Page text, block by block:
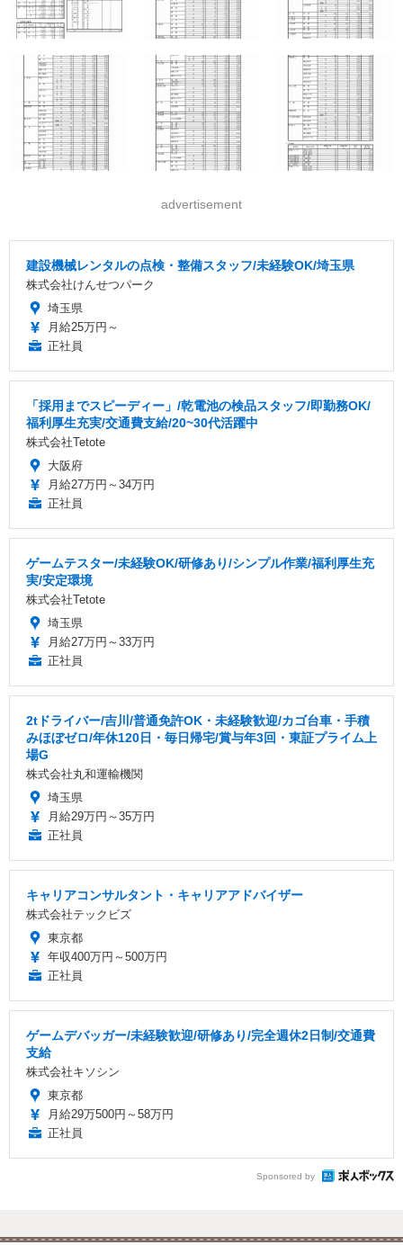
advertisement
建設機械レンタルの点検・整備スタッフ/未経験OK/埼玉県
株式会社けんせつパーク
埼玉県
月給25万円～
正社員
「採用までスピーディー」/乾電池の検品スタッフ/即勤務OK/
福利厚生充実/交通費支給/20~30代活躍中
株式会社Tetote
大阪府
月給27万円～34万円
正社員
ゲームテスター/未経験OK/研修あり/シンプル作業/福利厚生充
実/安定環境
株式会社Tetote
埼玉県
月給27万円～33万円
正社員
2tドライバー/吉川/普通免許OK・未経験歓迎/カゴ台車・手積
みほぼゼロ/年休120日・毎日帰宅/賞与年3回・東証プライム上
場G
株式会社丸和運輸機関
埼玉県
月給29万円～35万円
正社員
キャリアコンサルタント・キャリアアドバイザー
株式会社テックビズ
東京都
年収400万円～500万円
正社員
ゲームデバッガー/未経験歓迎/研修あり/完全週休2日制/交通費
支給
株式会社キソシン
東京都
月給29万500円～58万円
正社員
Sponsored by